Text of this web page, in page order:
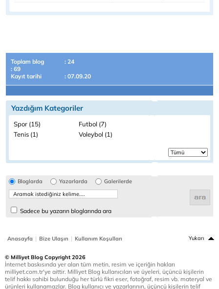
Toplam blog
: 24
: 69
Kayıt tarihi
: 07.09.20
Yazdığım Kategoriler
Spor (15)
Futbol (7)
Tenis (1)
Voleybol (1)
Bloglarda Yazarlarda Galerilerde
Sadece bu yazarın bloglarında ara
Anasayfa | Bize Ulaşın | Kullanım Koşulları Yukarı
© Milliyet Blog Copyright 2026
İnternet baskısında yer alan tüm metin, resim ve içeriğin hakları
milliyet.com.tr'ye aittir. Milliyet Blog kullanıcıları ve üyeleri, üçüncü kişilerin
telif hakkı sahibi bulunduğu her türlü fikri eser, fotoğraf, resim vb. materyal ve
ürünleri kullanamazlar. Blog kullanıcı ve yazarlarının, üçüncü kişilerin telif